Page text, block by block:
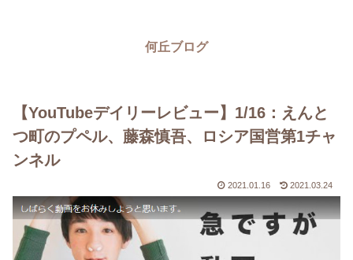
何丘ブログ
【YouTubeデイリーレビュー】1/16：えんと
つ町のプペル、藤森慎吾、ロシア国営第1チャ
ンネル
2021.01.16 2021.03.24